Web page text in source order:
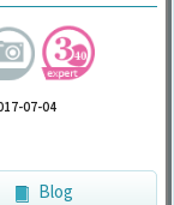
07-04
Blog